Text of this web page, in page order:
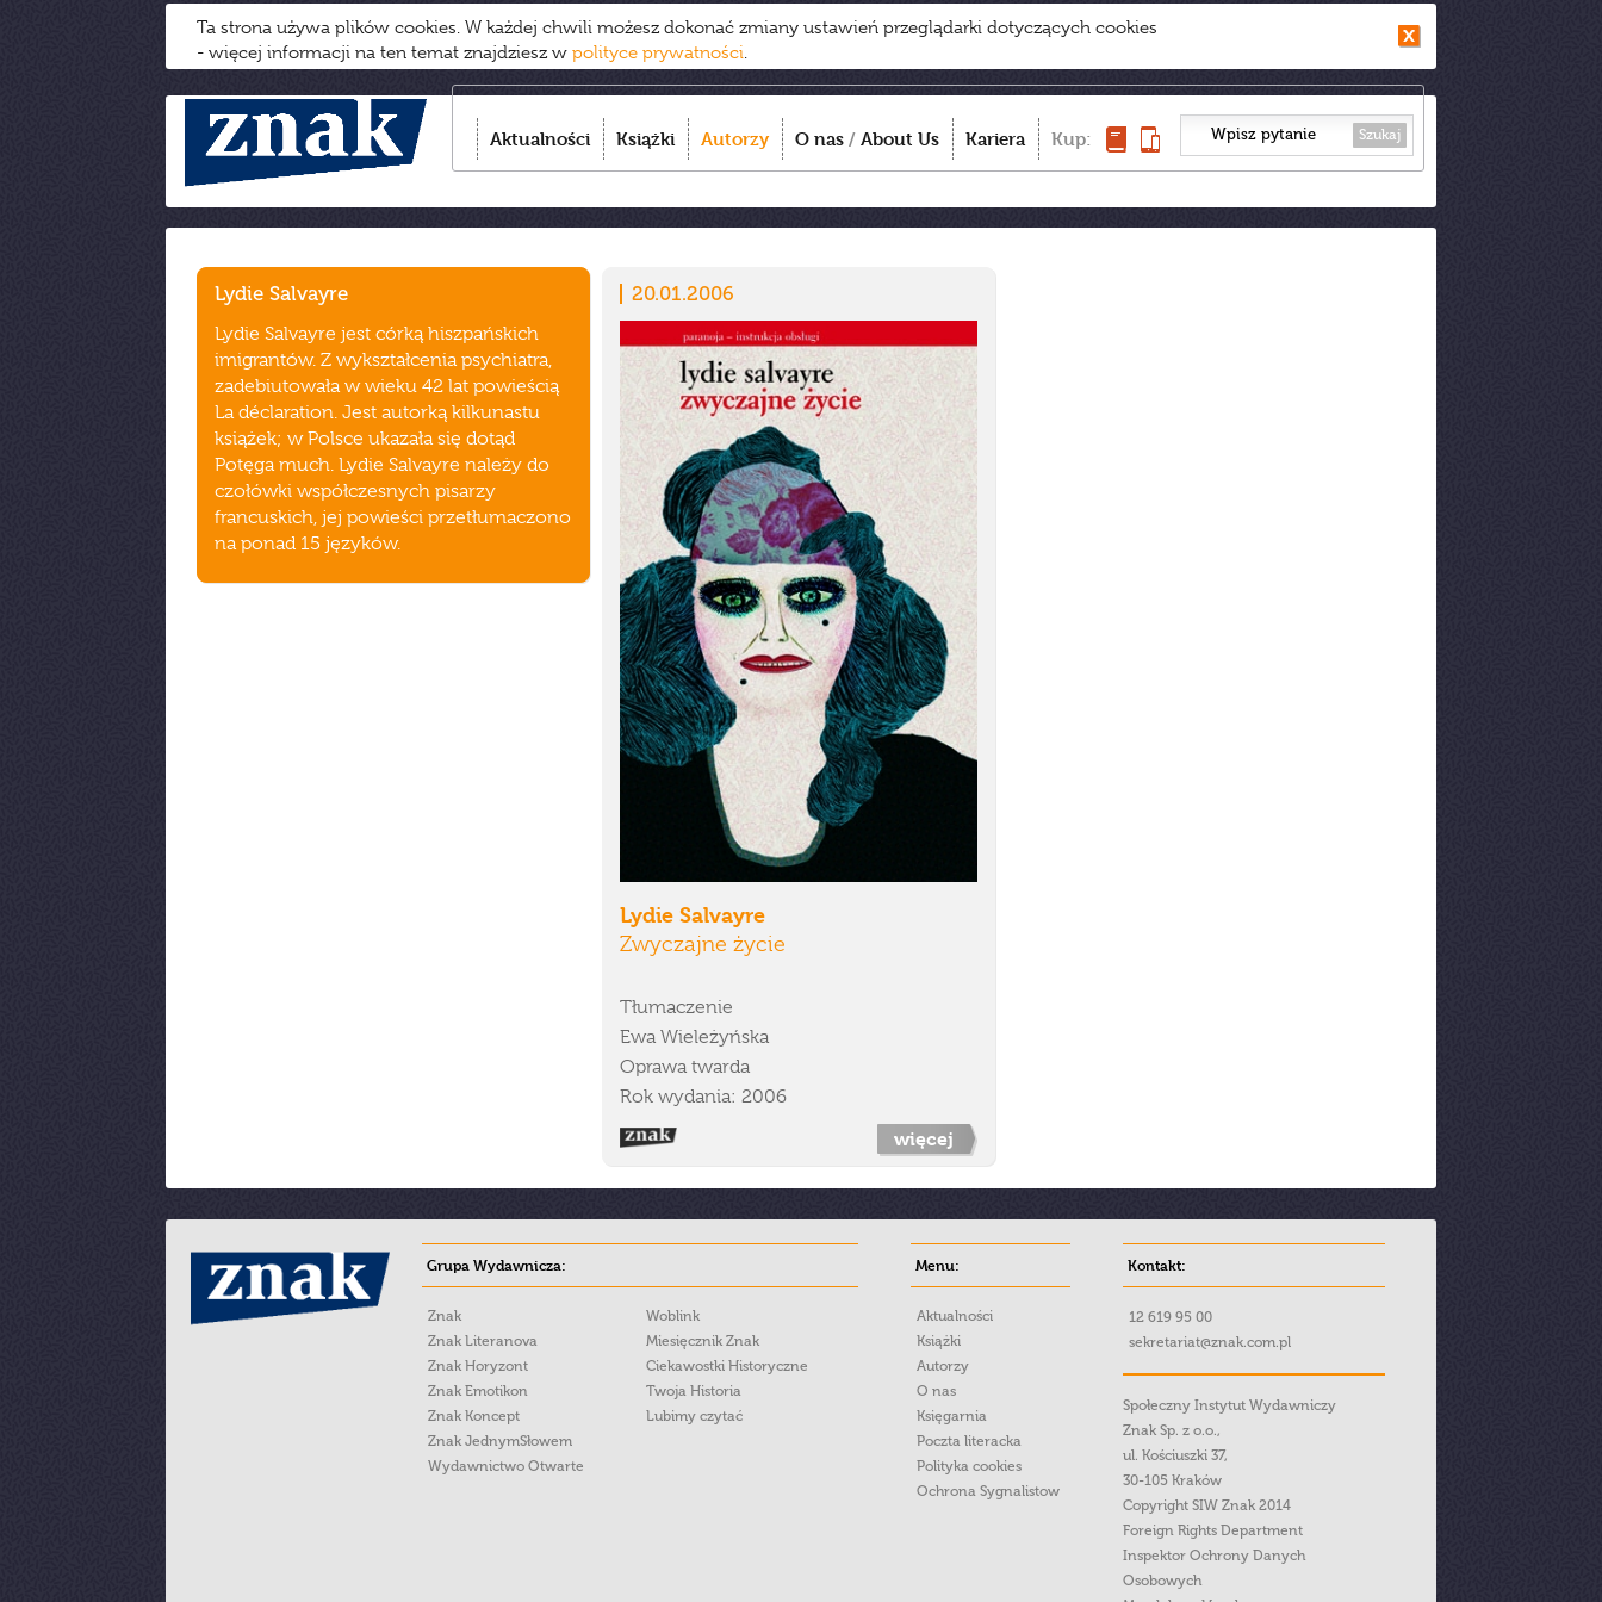
Ta strona używa plików cookies. W każdej chwili możesz dokonać zmiany ustawień przeglądarki dotyczących cookies
- więcej informacji na ten temat znajdziesz w polityce prywatności.
Aktualności Książki Autorzy O nas / About Us Kariera Kup: Szukaj
Lydie Salvayre
Lydie Salvayre jest córką hiszpańskich
imigrantów. Z wykształcenia psychiatra,
zadebiutowała w wieku 42 lat powieścią
La déclaration. Jest autorką kilkunastu
książek; w Polsce ukazała się dotąd
Potęga much. Lydie Salvayre należy do
czołówki współczesnych pisarzy
francuskich, jej powieści przetłumaczono
na ponad 15 języków.
20.01.2006
Lydie Salvayre
Zwyczajne życie
Tłumaczenie
Ewa Wieleżyńska
Oprawa twarda
Rok wydania: 2006
więcej
Grupa Wydawnicza:
Znak
Znak Literanova
Znak Horyzont
Znak Emotikon
Znak Koncept
Znak JednymSłowem
Wydawnictwo Otwarte
Woblink
Miesięcznik Znak
Ciekawostki Historyczne
Twoja Historia
Lubimy czytać
Menu:
Aktualności
Książki
Autorzy
O nas
Księgarnia
Poczta literacka
Polityka cookies
Ochrona Sygnalistow
Kontakt:
12 619 95 00
sekretariat@znak.com.pl
Społeczny Instytut Wydawniczy
Znak Sp. z o.o.,
ul. Kościuszki 37,
30-105 Kraków
Copyright SIW Znak 2014
Foreign Rights Department
Inspektor Ochrony Danych
Osobowych